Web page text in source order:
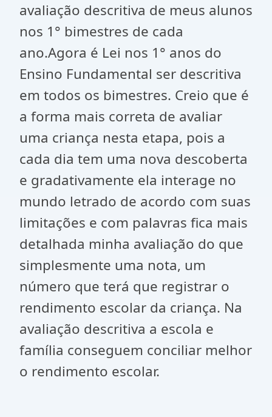
avaliação descritiva de meus alunos
nos 1° bimestres de cada
ano.Agora é Lei nos 1° anos do
Ensino Fundamental ser descritiva
em todos os bimestres. Creio que é
a forma mais correta de avaliar
uma criança nesta etapa, pois a
cada dia tem uma nova descoberta
e gradativamente ela interage no
mundo letrado de acordo com suas
limitações e com palavras fica mais
detalhada minha avaliação do que
simplesmente uma nota, um
número que terá que registrar o
rendimento escolar da criança. Na
avaliação descritiva a escola e
família conseguem conciliar melhor
o rendimento escolar.